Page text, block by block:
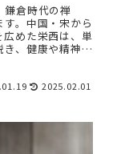
鎌倉時代の禅
。中国・宋から
めた栄西は、単
、健康や精神修
2025.02.01